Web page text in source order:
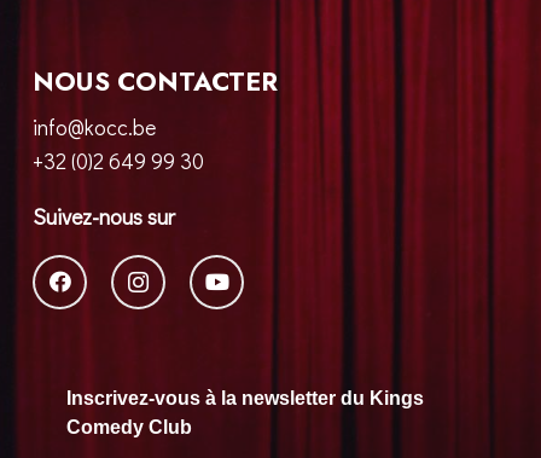
NOUS CONTACTER
info@kocc.be
+32 (0)2 649 99 30
Suivez-nous sur
Inscrivez-vous à la newsletter du Kings
Comedy Club